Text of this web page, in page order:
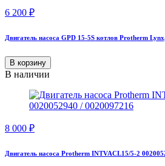
6 200 ₽
Двигатель насоса GPD 15-5S котлов Protherm
В корзину
В наличии
8 000 ₽
Двигатель насоса Protherm INTVACL15/5-2